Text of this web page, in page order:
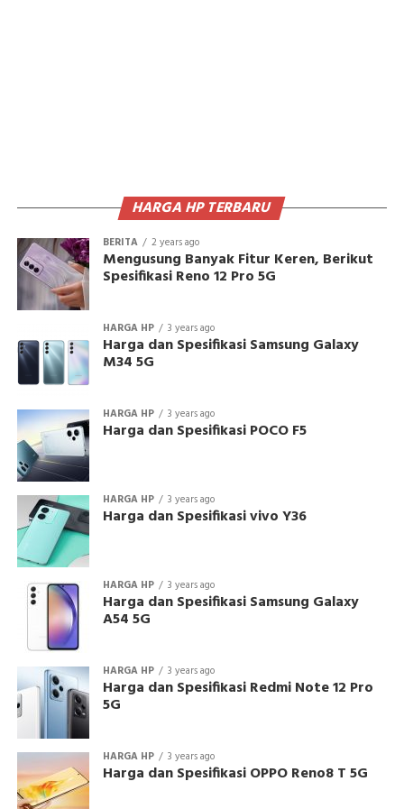
HARGA HP TERBARU
BERITA 2 years ago
Mengusung Banyak Fitur Keren, Berikut
Spesifikasi Reno 12 Pro 5G
HARGA HP 3 years ago
Harga dan Spesifikasi Samsung Galaxy
M34 5G
HARGA HP 3 years ago
Harga dan Spesifikasi POCO F5
HARGA HP 3 years ago
Harga dan Spesifikasi vivo Y36
HARGA HP 3 years ago
Harga dan Spesifikasi Samsung Galaxy
A54 5G
HARGA HP 3 years ago
Harga dan Spesifikasi Redmi Note 12 Pro
5G
HARGA HP 3 years ago
Harga dan Spesifikasi OPPO Reno8 T 5G